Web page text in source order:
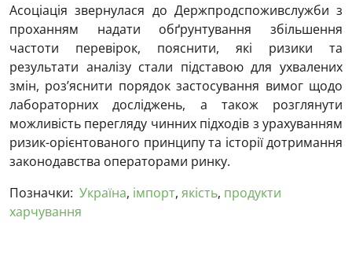
Асоціація звернулася до Держпродспоживслужби з
проханням надати обґрунтування збільшення
частоти перевірок, пояснити, які ризики та
результати аналізу стали підставою для ухвалених
змін, роз’яснити порядок застосування вимог щодо
лабораторних досліджень, а також розглянути
можливість перегляду чинних підходів з урахуванням
ризик-орієнтованого принципу та історії дотримання
законодавства операторами ринку.
Позначки: Україна, імпорт, якість, продукти
харчування